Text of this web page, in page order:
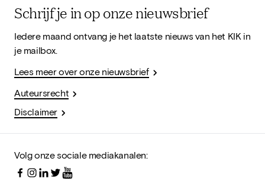
Schrijf je in op onze nieuwsbrief
Iedere maand ontvang je het laatste nieuws van het KIK in
je mailbox.
Lees meer over onze nieuwsbrief
Auteursrecht
Disclaimer
Volg onze sociale mediakanalen: